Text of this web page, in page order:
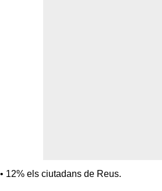
• 12% els ciutadans de Reus.